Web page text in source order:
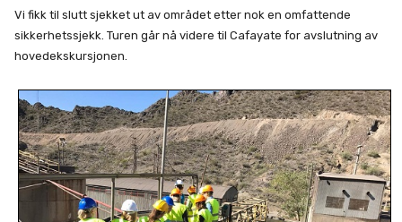
Vi fikk til slutt sjekket ut av området etter nok en omfattende
sikkerhetssjekk. Turen går nå videre til Cafayate for avslutning av
hovedekskursjonen.